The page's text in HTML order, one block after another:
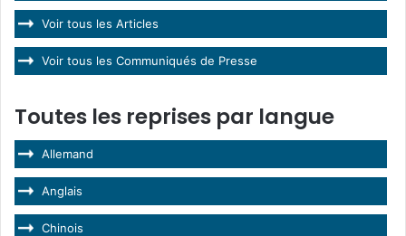
Voir tous les Articles
Voir tous les Communiqués de Presse
Toutes les reprises par langue
Allemand
Anglais
Chinois